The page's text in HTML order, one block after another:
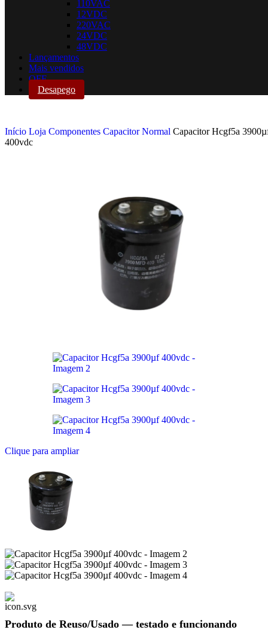
110VAC
12VDC
220VAC
24VDC
48VDC
Lançamentos
Mais vendidos
OFF
Desapego
Início Loja Componentes CapacitorNormal Capacitor Hcgf5a
400vdc
Clique para ampliar
Produto de Reuso/Usado — testado e funcionando